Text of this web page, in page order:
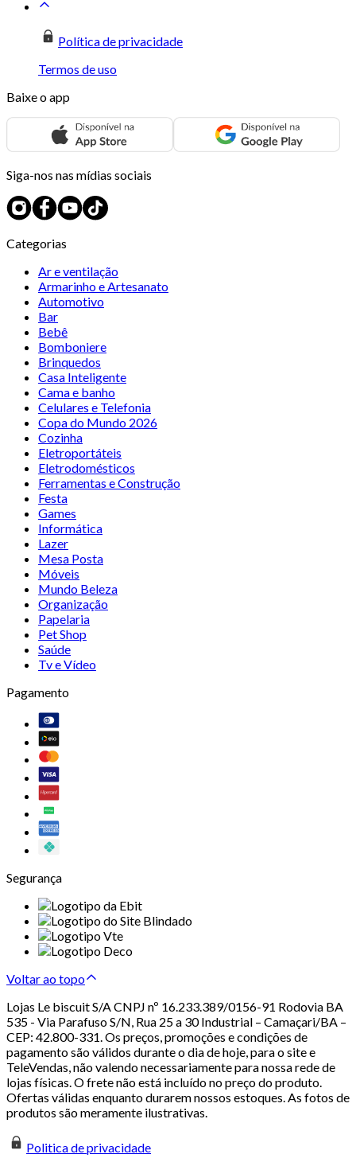
Política de privacidade
Termos de uso
Baixe o app
Siga-nos nas mídias sociais
Categorias
Ar e ventilação
Armarinho e Artesanato
Automotivo
Bar
Bebê
Bomboniere
Brinquedos
Casa Inteligente
Cama e banho
Celulares e Telefonia
Copa do Mundo 2026
Cozinha
Eletroportáteis
Eletrodomésticos
Ferramentas e Construção
Festa
Games
Informática
Lazer
Mesa Posta
Móveis
Mundo Beleza
Organização
Papelaria
Pet Shop
Saúde
Tv e Vídeo
Pagamento
Segurança
Voltar ao topo
Lojas Le biscuit S/A CNPJ nº 16.233.389/0156-91 Rodovia BA
535 - Via Parafuso S/N, Rua 25 a 30 Industrial – Camaçari/BA –
CEP: 42.800-331. Os preços, promoções e condições de
pagamento são válidos durante o dia de hoje, para o site e
TeleVendas, não valendo necessariamente para nossa rede de
lojas físicas. O frete não está incluído no preço do produto.
Ofertas válidas enquanto durarem nossos estoques. As fotos de
produtos são meramente ilustrativas.
Politica de privacidade